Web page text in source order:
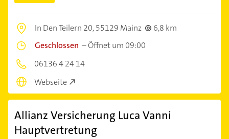
In Den Teilern 20,55129 Mainz
6,8 km
Geschlossen –Öffnet um 09:00
06136 4 24 14
Webseite
Allianz Versicherung Luca Vanni
Hauptvertretung